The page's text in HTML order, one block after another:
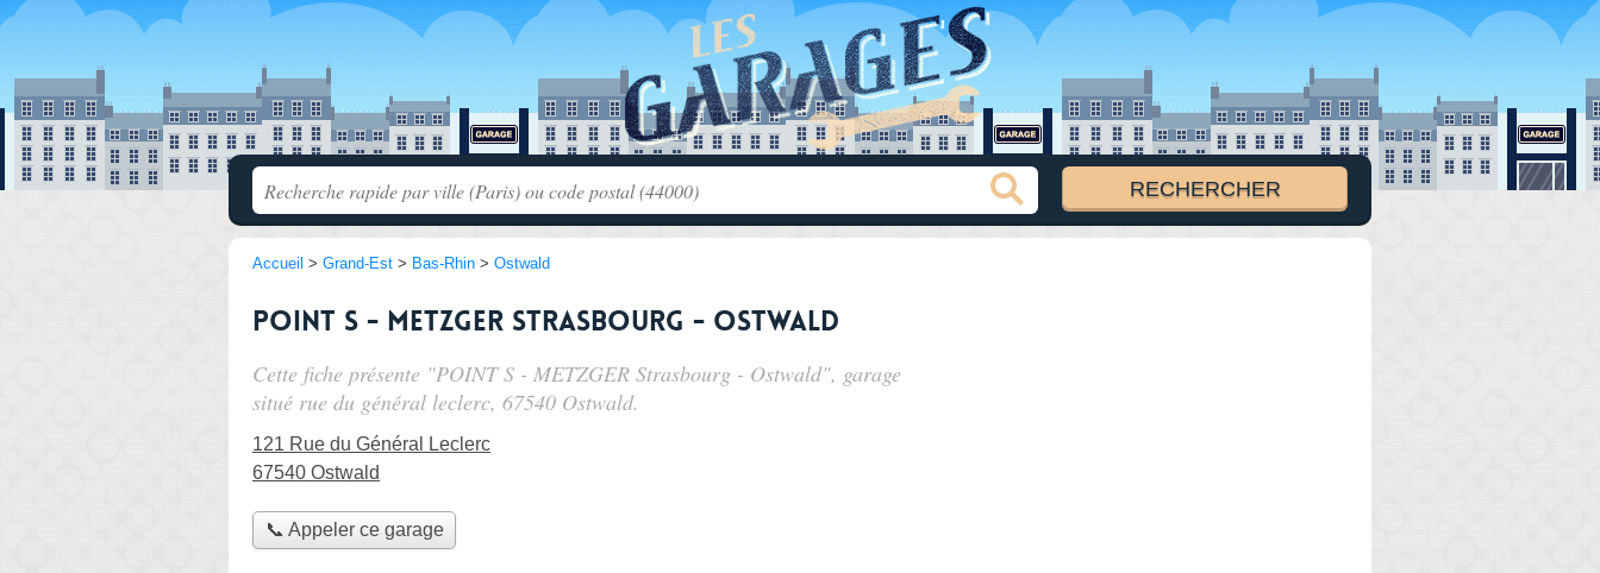
Accueil > Grand-Est > Bas-Rhin > Ostwald
POINT S - METZGER Strasbourg - Ostwald
Cette fiche présente "POINT S - METZGER Strasbourg - Ostwald", garage
situé rue du général leclerc, 67540 Ostwald.
121 Rue du Général Leclerc
67540 Ostwald
📞 Appeler ce garage